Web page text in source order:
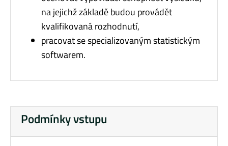
na jejichž základě budou provádět
kvalifikovaná rozhodnutí,
pracovat se specializovaným statistickým
softwarem.
Podmínky vstupu